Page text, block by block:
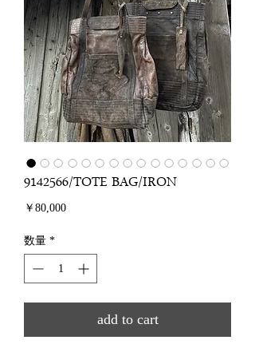
9142566/TOTE BAG/IRON
￥80,000価
数量 *
add to cart